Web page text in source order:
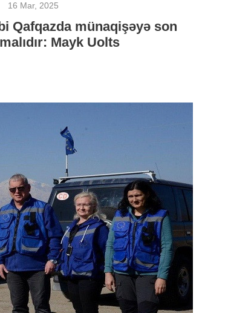
16 Mar, 2025
Qafqazda münaqişəyə son
Mayk Uolts